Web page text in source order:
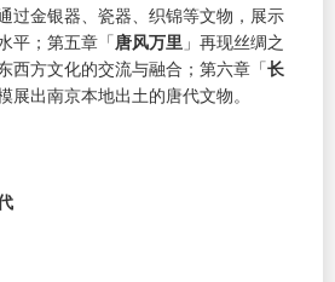
过金银器、瓷器、织锦等文物，展示
平；第五章「唐风万里 」再现丝绸之
西方文化的交流与融合；第六章「长
展出南京本地出土的唐代文物。